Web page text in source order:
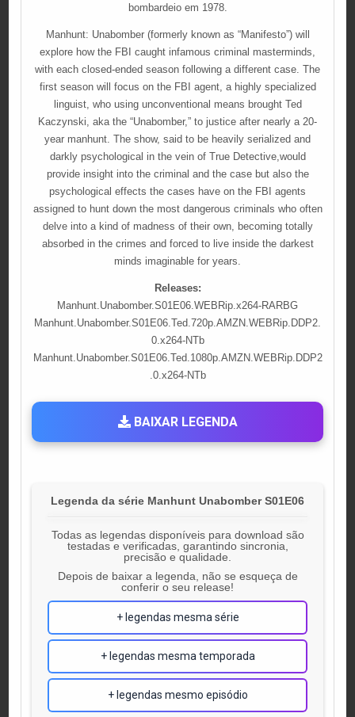
bombardeio em 1978.
Manhunt: Unabomber (formerly known as “Manifesto”) will
explore how the FBI caught infamous criminal masterminds,
with each closed-ended season following a different case. The
first season will focus on the FBI agent, a highly specialized
linguist, who using unconventional means brought Ted
Kaczynski, aka the “Unabomber,” to justice after nearly a 20-
year manhunt. The show, said to be heavily serialized and
darkly psychological in the vein of True Detective,would
provide insight into the criminal and the case but also the
psychological effects the cases have on the FBI agents
assigned to hunt down the most dangerous criminals who often
delve into a kind of madness of their own, becoming totally
absorbed in the crimes and forced to live inside the darkest
minds imaginable for years.
Releases:
Manhunt.Unabomber.S01E06.WEBRip.x264-RARBG
Manhunt.Unabomber.S01E06.Ted.720p.AMZN.WEBRip.DDP2.
0.x264-NTb
Manhunt.Unabomber.S01E06.Ted.1080p.AMZN.WEBRip.DDP2
.0.x264-NTb
BAIXAR LEGENDA
Legenda da série Manhunt Unabomber S01E06
Todas as legendas disponíveis para download são
testadas e verificadas, garantindo sincronia,
precisão e qualidade.
Depois de baixar a legenda, não se esqueça de
conferir o seu release!
+ legendas mesma série
+ legendas mesma temporada
+ legendas mesmo episódio